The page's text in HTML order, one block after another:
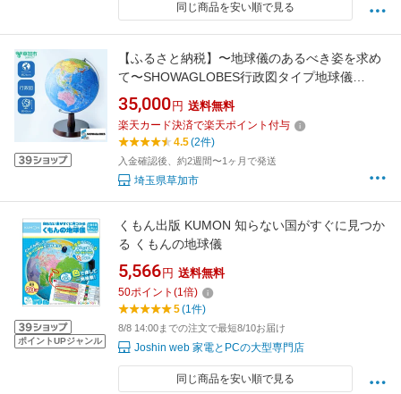
同じ商品を安い順で見る
【ふるさと納税】〜地球儀のあるべき姿を求め
て〜SHOWAGLOBES行政図タイプ地球儀
26cm（地勢図世界地図付） | 地球儀 ミニ地球
儀 地図 世界地図付 イラスト こども 子ども 子
供 お子様 大人 家族 孫 インテリア 部屋 記念 入
学 ギフト プレゼント お祝い 埼玉県 草加市
35,000 円 送料無料
楽天カード決済で楽天ポイント付与
4.5(2件)
入金確認後、約2週間〜1ヶ月で発送
埼玉県草加市
ポイントUPジャンル
くもん出版 KUMON 知らない国がすぐに見つか
る くもんの地球儀
5,566 円 送料無料
50ポイント (1倍)
5(1件)
8/8 14:00までの注文で最短8/10お届け
Joshin web 家電とPCの大型専門店
同じ商品を安い順で見る